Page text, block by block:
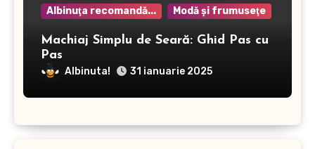
Albinuţa recomandă... Modă şi frumuseţe
Machiaj Simplu de Seară: Ghid Pas cu
Pas
Albinuta! 31 ianuarie 2025